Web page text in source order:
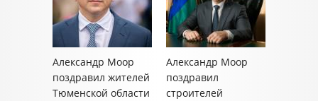
Александр Моор
поздравил жителей
Тюменской области
Александр Моор
поздравил
строителей